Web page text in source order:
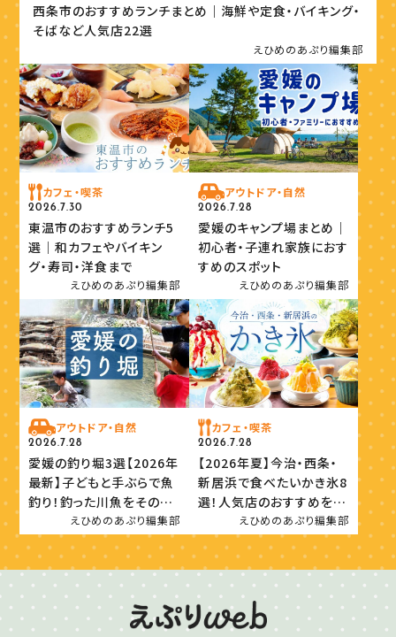
西条市のおすすめランチまとめ｜海鮮や定食・バイキング・
そばなど人気店22選
えひめのあぷり編集部
カフェ・喫茶
2026.7.30
東温市のおすすめランチ5
選｜和カフェやバイキン
グ・寿司・洋食まで
えひめのあぷり編集部
アウトドア・自然
2026.7.28
愛媛のキャンプ場まとめ｜
初心者・子連れ家族におす
すめのスポット
えひめのあぷり編集部
アウトドア・自然
2026.7.28
愛媛の釣り堀3選【2026年
最新】子どもと手ぶらで魚
釣り！釣った川魚をその場
で味わおうえひめのあぷり編集部
カフェ・喫茶
2026.7.28
【2026年夏】今治・西条・
新居浜で食べたいかき氷8
選！人気店のおすすめを紹
えひめのあぷり編集部